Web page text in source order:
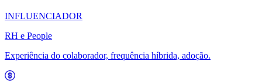
INFLUENCIADOR
RH e People
Experiência do colaborador, frequência híbrida, adoção.